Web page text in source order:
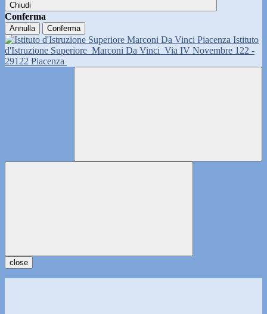
Chiudi
Conferma
Annulla Conferma
Istituto
d'Istruzione Superiore Marconi Da Vinci Via IV Novembre 122 -
29122 Piacenza
close